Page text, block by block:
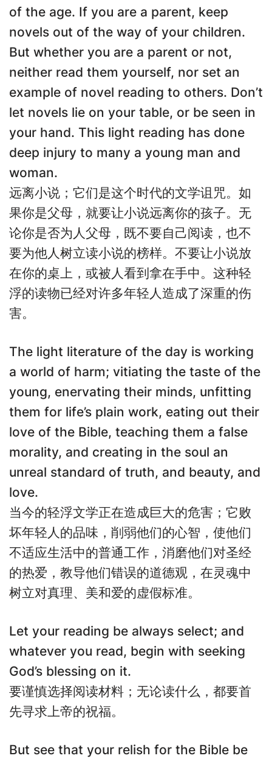
of the age. If you are a parent, keep
novels out of the way of your children.
But whether you are a parent or not,
neither read them yourself, nor set an
example of novel reading to others. Don’t
let novels lie on your table, or be seen in
your hand. This light reading has done
deep injury to many a young man and
woman.
远离小说；它们是这个时代的文学诅咒。如
果你是父母，就要让小说远离你的孩子。无
论你是否为人父母，既不要自己阅读，也不
要为他人树立读小说的榜样。不要让小说放
在你的桌上，或被人看到拿在手中。这种轻
浮的读物已经对许多年轻人造成了深重的伤
害。
The light literature of the day is working
a world of harm; vitiating the taste of the
young, enervating their minds, unfitting
them for life’s plain work, eating out their
love of the Bible, teaching them a false
morality, and creating in the soul an
unreal standard of truth, and beauty, and
love.
当今的轻浮文学正在造成巨大的危害；它败
坏年轻人的品味，削弱他们的心智，使他们
不适应生活中的普通工作，消磨他们对圣经
的热爱，教导他们错误的道德观，在灵魂中
树立对真理、美和爱的虚假标准。
Let your reading be always select; and
whatever you read, begin with seeking
God’s blessing on it.
要谨慎选择阅读材料；无论读什么，都要首
先寻求上帝的祝福。
But see that your relish for the Bible be